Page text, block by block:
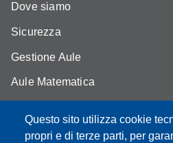
Questo sito utilizza cookie
propri e di terze parti, per
Dove siamo
Sicurezza
Gestione Aule
Aule Matematica
Portale studenti